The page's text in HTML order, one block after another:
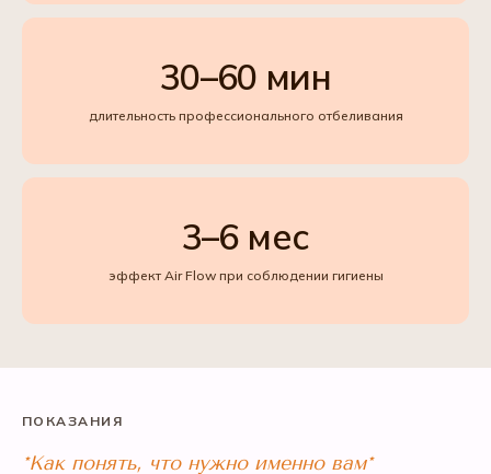
30–60 мин
длительность профессионального отбеливания
3–6 мес
эффект Air Flow при соблюдении гигиены
ПОКАЗАНИЯ
*Как понять, что нужно именно вам*